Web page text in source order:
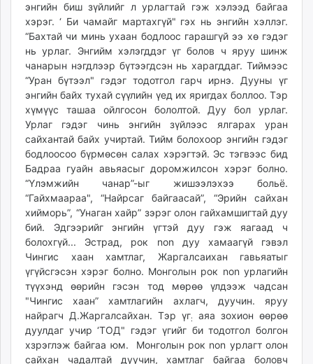
энгийн биш зүйлийг л урлагтай гэж хэлээд байгаа
хэрэг. ‘ Би чамайг мартахгүй" гэх нь энгийн хэллэг.
“Бахтай чи минь ухаан бодлоос гарашгүй ээ хө гэдэг
нь урлаг. Энгийм хэлэгддэг үг болов ч яруу шинж
чанарын нэгдлээр бүтээгдсэн нь харагддаг. Тиймээс
“Уран бүтээл" гэдэг тодотгол гарч ирнэ. Дууны үг
энгийн байх тухай сүүлийн үед их яригдах боллоо. Тэр
хүмүүс ташаа ойлгосон бололтой. Дуу бол урлаг.
Урлаг гэдэг чинь энгийн зүйлээс ялгарах уран
сайхантай байх учиртай. Тийм болохоор энгийн гэдэг
бодлоосоо бүрмөсөн салах хэрэгтэй. Эс тэгвээс бид
Бадраа гуайн авьяасыг доромжилсон хэрэг болно.
“Үлэмжийн чанар”-ыг жишээлэхээ больё.
“Гайхмаараа", “Найрсаг байгаасай”, “Эрийн сайхан
хийморь”, “Унаган хайр” зэрэг олон гайхамшигтай дуу
бий. Эдгээрийг энгийн үгтэй дуу гэж яагаад ч
болохгүй... Эстрад, рок non дуу хамаагүй гэвэл
Чингис хаан хамтлаг, Жаргалсаихан гавьяатыг
үгүйсгэсэн хэрэг болно. Монголын рок non урлагийн
түүхэнд өөрийн гэсэн тод мөрөө үлдээж чадсан
"Чингис хаан” хамтлагийн ахлагч, дуучин. яруу
найрагч Д.Жаргалсайхан. Тэр үг:
аяа зохион өөрөө
дуулдаг учир ‘ТОД" гэдэг үгийг би тодотгол болгон
хзрэглэж байгаа юм. Монголын рок non урлагт олон
сайхан чадалтай дуучин, хамтлаг байгаа боловч